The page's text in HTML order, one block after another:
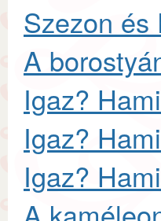
Szezon és
A
Igaz?
Igaz?
Igaz?